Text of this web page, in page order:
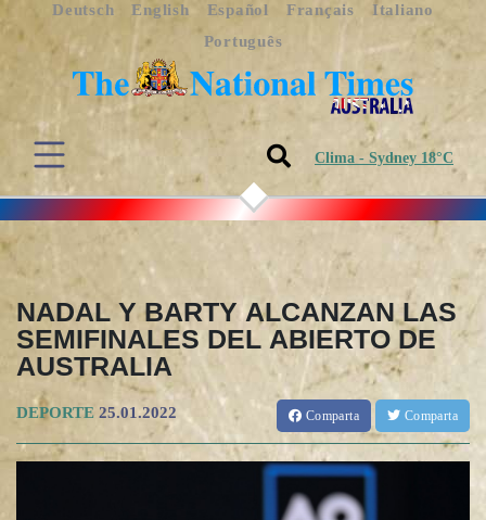
Deutsch English Español Français
Italiano
Português
Clima - Sydney 18°C
NADAL Y BARTY ALCANZAN LAS
SEMIFINALES DEL ABIERTO DE
AUSTRALIA
DEPORTE 25.01.2022 Comparta Comparta